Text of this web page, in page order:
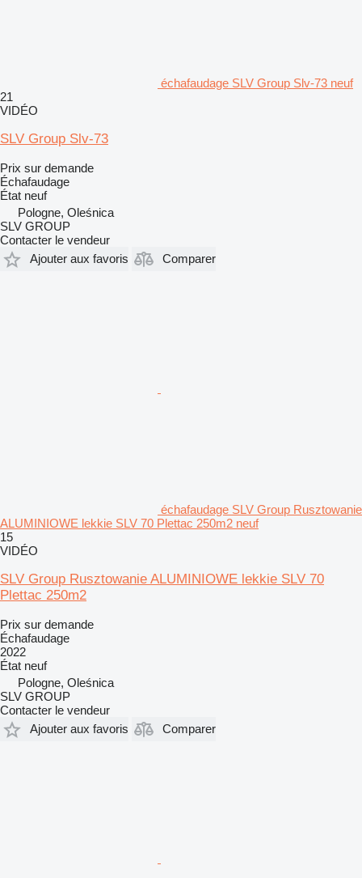
échafaudage SLV Group Slv-73 neuf
21
VIDÉO
SLV Group Slv-73
Prix sur demande
Échafaudage
État neuf
Pologne, Oleśnica
SLV GROUP
Contacter le vendeur
Ajouter aux favoris
Comparer
échafaudage SLV Group Rusztowanie
ALUMINIOWE lekkie SLV 70 Plettac 250m2 neuf
15
VIDÉO
SLV Group Rusztowanie ALUMINIOWE lekkie SLV 70
Plettac 250m2
Prix sur demande
Échafaudage
2022
État neuf
Pologne, Oleśnica
SLV GROUP
Contacter le vendeur
Ajouter aux favoris
Comparer